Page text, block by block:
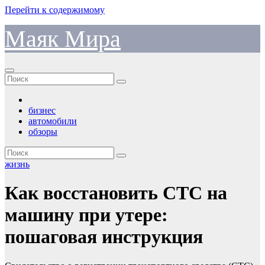
Перейти к содержимому
Маяк Мира
бизнес
автомобили
обзоры
жизнь
Как восстановить СТС на
машину при утере:
пошаговая инструкция